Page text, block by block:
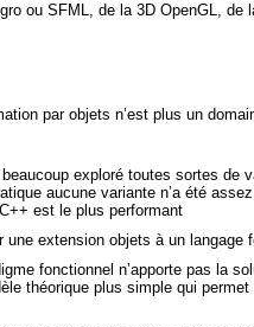
ou SFML, de la 3D OpenGL, de
par objets n’est plus un
exploré toutes sortes de
aucune variante n’a été
est le plus performant
une extension objets à un langage
fonctionnel n’apporte pas la
théorique plus simple qui